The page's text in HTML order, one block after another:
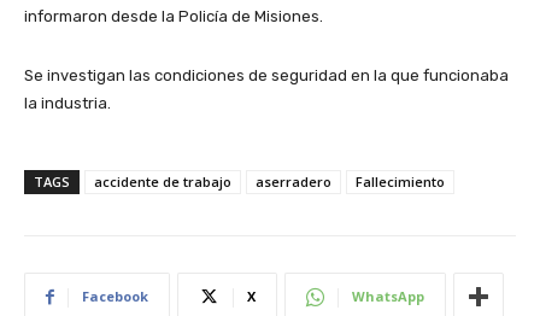
informaron desde la Policía de Misiones.
Se investigan las condiciones de seguridad en la que funcionaba
la industria.
TAGS accidente de trabajo aserradero Fallecimiento
Facebook X WhatsApp